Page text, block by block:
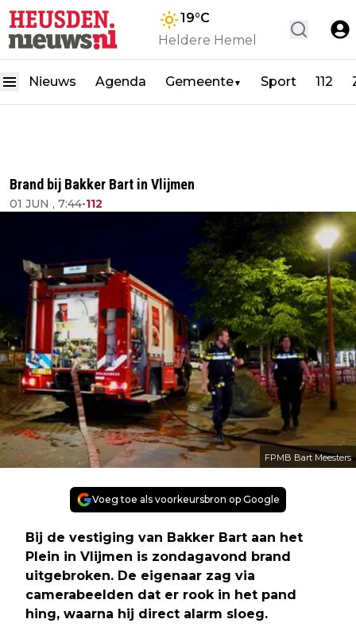
19°C
Heldere Hemel
Nieuws Agenda Gemeente▼ Sport 112
Brand bij Bakker Bart in Vlijmen
01 JUN , 7:44•112
FPMB Bart Meesters
Voeg toe als voorkeursbron op Google
Bij de vestiging van Bakker Bart aan het
Plein in Vlijmen is zondagavond brand
uitgebroken. De eigenaar zag via
camerabeelden dat er rook in het pand
hing, waarna hij direct alarm sloeg.